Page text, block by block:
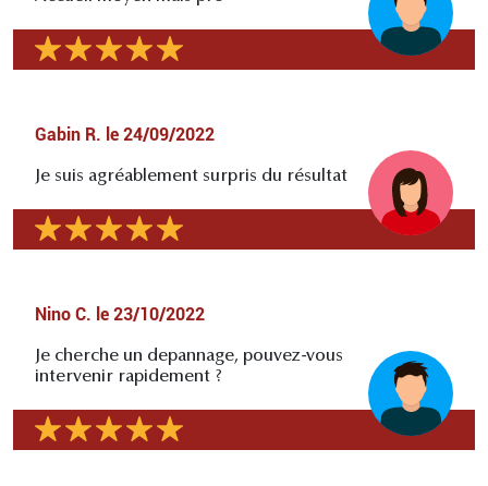
Gabin R. le 24/09/2022
Je suis agréablement surpris du résultat
Nino C. le 23/10/2022
Je cherche un depannage, pouvez-vous
intervenir rapidement ?